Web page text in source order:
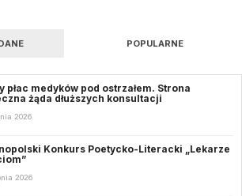
POPULARNE
płac medyków pod ostrzałem. Strona
żąda dłuższych konsultacji
2026
Konkurs Poetycko-Literacki „Lekarze
2026